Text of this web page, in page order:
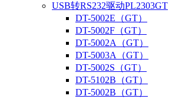
USB转RS232驱动PL2303GT
DT-5002E（GT）
DT-5002F（GT）
DT-5002A（GT）
DT-5003A（GT）
DT-5002S（GT）
DT-5102B（GT）
DT-5002B（GT）